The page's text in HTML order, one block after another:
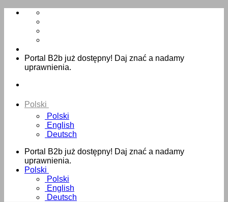
Skip
Portal B2b już dostępny! Daj znać a nadamy
uprawnienia.
Polski
Polski
English
Deutsch
Portal B2b już dostępny! Daj znać a nadamy
uprawnienia.
Polski
Polski
English
Deutsch